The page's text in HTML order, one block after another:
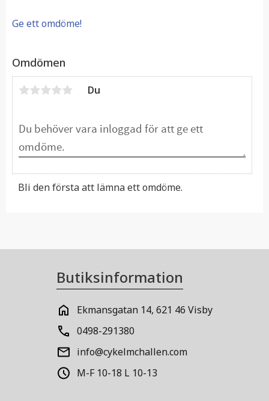
Ge ett omdöme!
Omdömen
Du
Bli den första att lämna ett omdöme.
Butiksinformation
Ekmansgatan 14, 621 46 Visby
0498-291380
info@cykelmchallen.com
M-F 10-18 L 10-13